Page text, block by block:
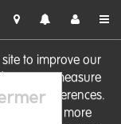
to improve our
measure
preferences.
For more